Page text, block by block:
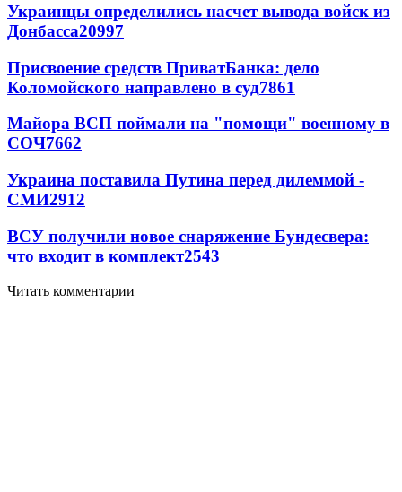
Украинцы определились насчет вывода войск из
Донбасса20997
Присвоение средств ПриватБанка: дело
Коломойского направлено в суд7861
Майора ВСП поймали на "помощи" военному в
СОЧ7662
Украина поставила Путина перед дилеммой -
СМИ2912
ВСУ получили новое снаряжение Бундесвера:
что входит в комплект2543
Читать комментарии